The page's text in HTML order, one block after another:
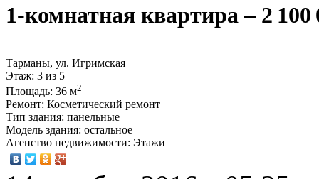
1-комнатная квартира‒ 2 100
Тарманы, ул. Игримская
Этаж: 3 из 5
Площадь: 36 м2
Ремонт: Косметический ремонт
Тип здания: панельные
Модель здания: остальное
Агенство недвижимости: Этажи